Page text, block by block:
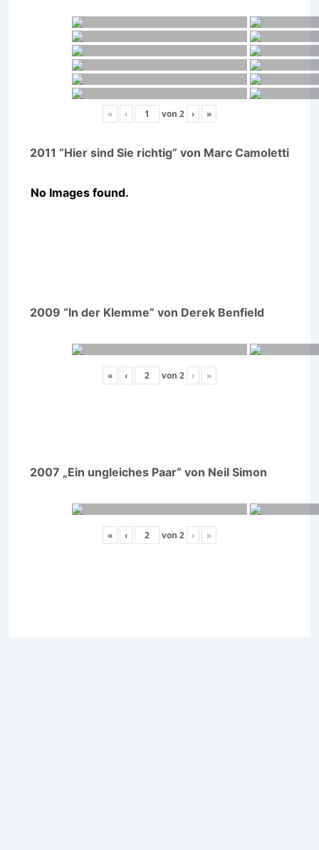
« ‹ von 2 › »
2011 “Hier sind Sie richtig” von Marc Camoletti
No Images found.
2009 “In der Klemme” von Derek Benfield
« ‹ von 2 › »
2007 „Ein ungleiches Paar“ von Neil Simon
« ‹ von 2 › »